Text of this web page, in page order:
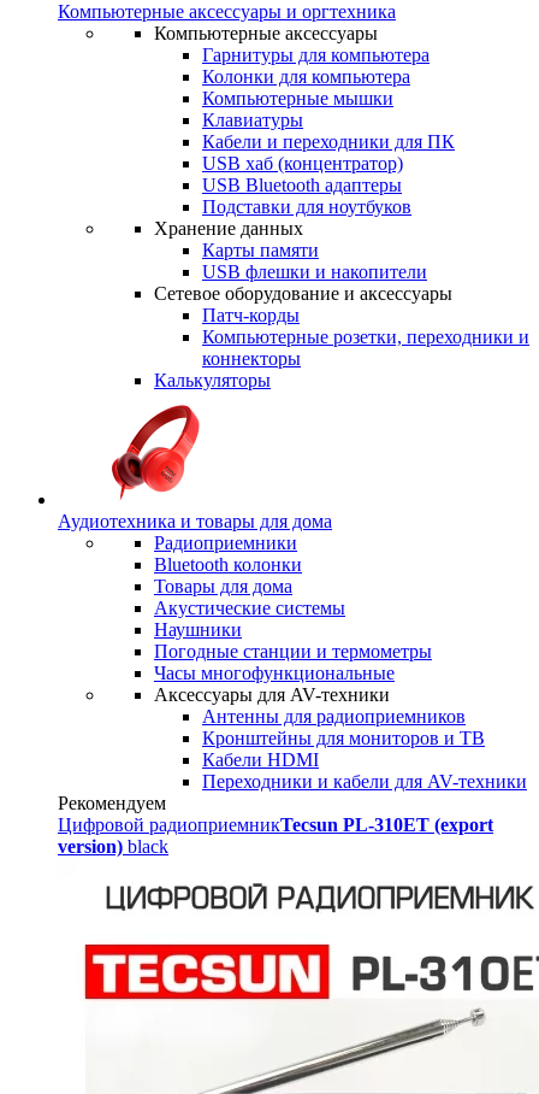
Компьютерные аксессуары и оргтехника
Компьютерные аксессуары
Гарнитуры для компьютера
Колонки для компьютера
Компьютерные мышки
Клавиатуры
Кабели и переходники для ПК
USB хаб (концентратор)
USB Bluetooth адаптеры
Подставки для ноутбуков
Хранение данных
Карты памяти
USB флешки и накопители
Сетевое оборудование и аксессуары
Патч-корды
Компьютерные розетки, переходники и
коннекторы
Калькуляторы
Аудиотехника и товары для дома
Радиоприемники
Bluetooth колонки
Товары для дома
Акустические системы
Наушники
Погодные станции и термометры
Часы многофункциональные
Аксессуары для AV-техники
Антенны для радиоприемников
Кронштейны для мониторов и ТВ
Кабели HDMI
Переходники и кабели для AV-техники
Рекомендуем
Цифровой радиоприемникTecsun PL-310ET (export
version) black